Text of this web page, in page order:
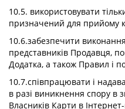
10.5. використовувати
призначений для прийому
10.6.забезпечити
представників Продавця,
Додатка, а також Правил і
10.7.співпрацювати і
в разі виникнення спору в
Власників Карти в